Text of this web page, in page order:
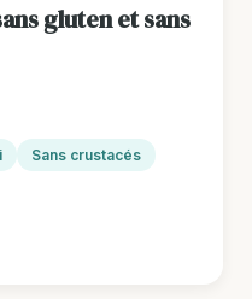
gluten et sans
Sans crustacés